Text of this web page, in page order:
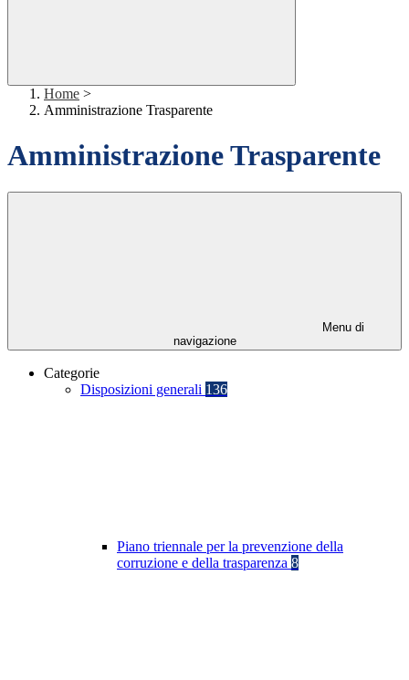
Home >
Amministrazione Trasparente
Amministrazione Trasparente
Menu di
navigazione
Categorie
Disposizioni generali 136
Piano triennale per la prevenzione della
corruzione e della trasparenza 8